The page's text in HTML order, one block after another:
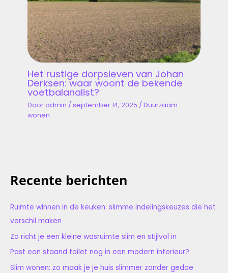
Het rustige dorpsleven van Johan
Derksen: waar woont de bekende
voetbalanalist?
Dooradmin /september 14, 2025 /Duurzaam
wonen
Recente berichten
Ruimte winnen in de keuken: slimme indelingskeuzes die het
verschil maken
Zo richt je een kleine wasruimte slim en stijlvol in
Past een staand toilet nog in een modern interieur?
Slim wonen: zo maak je je huis slimmer zonder gedoe